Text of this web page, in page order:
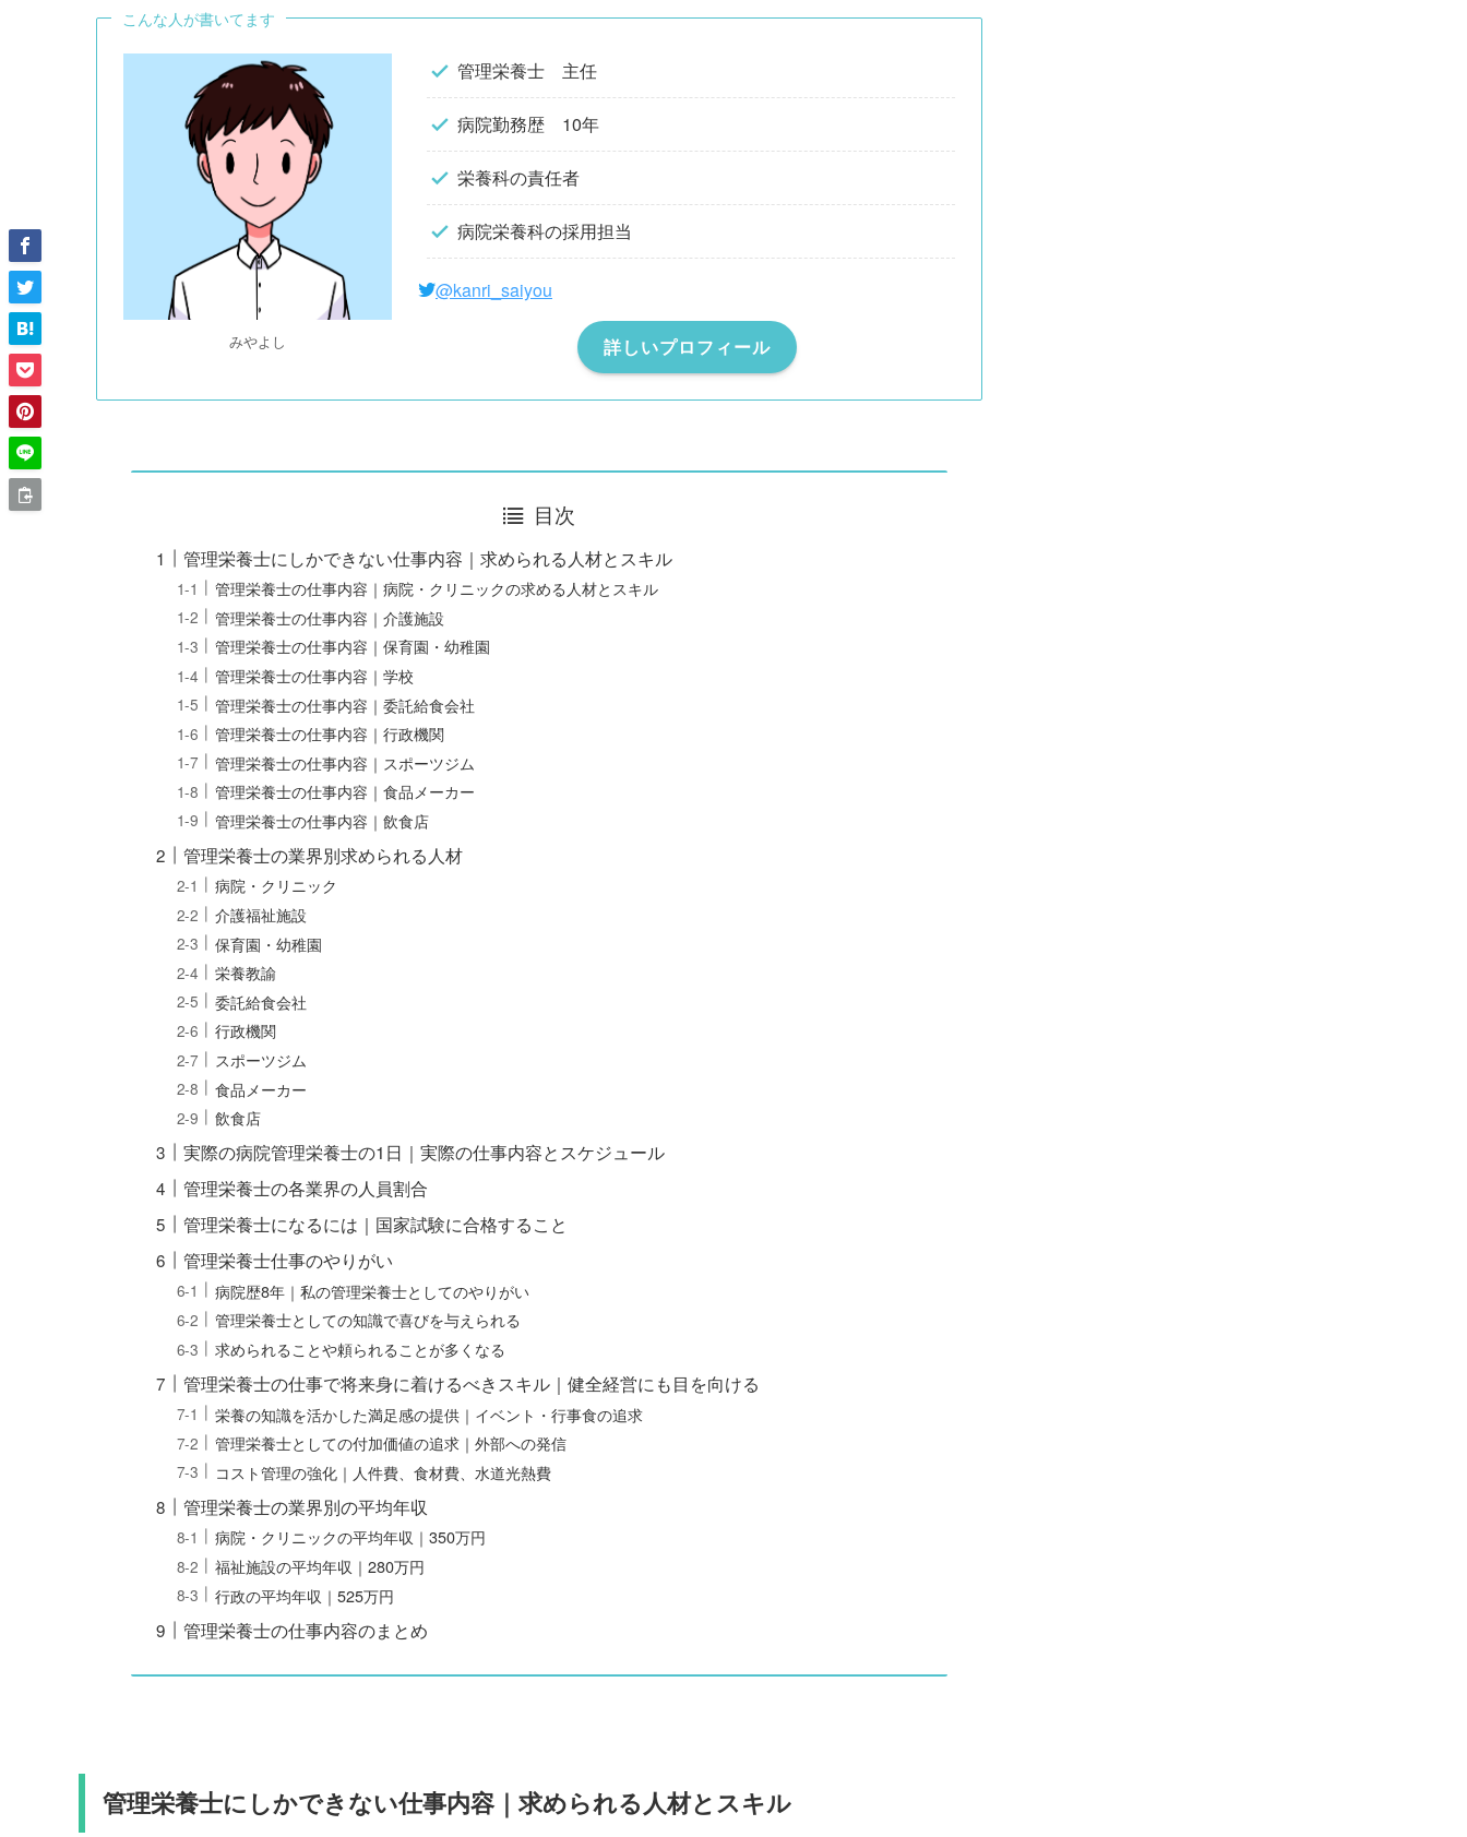
こんな人が書いてます
みやよし
管理栄養士 主任
病院勤務歴 10年
栄養科の責任者
病院栄養科の採用担当
@kanri_saiyou
詳しいプロフィール
目次
管理栄養士にしかできない仕事内容｜求められる人材とスキル
管理栄養士の仕事内容｜病院・クリニックの求める人材とスキル
管理栄養士の仕事内容｜介護施設
管理栄養士の仕事内容｜保育園・幼稚園
管理栄養士の仕事内容｜学校
管理栄養士の仕事内容｜委託給食会社
管理栄養士の仕事内容｜行政機関
管理栄養士の仕事内容｜スポーツジム
管理栄養士の仕事内容｜食品メーカー
管理栄養士の仕事内容｜飲食店
管理栄養士の業界別求められる人材
病院・クリニック
介護福祉施設
保育園・幼稚園
栄養教諭
委託給食会社
行政機関
スポーツジム
食品メーカー
飲食店
実際の病院管理栄養士の1日｜実際の仕事内容とスケジュール
管理栄養士の各業界の人員割合
管理栄養士になるには｜国家試験に合格すること
管理栄養士仕事のやりがい
病院歴8年｜私の管理栄養士としてのやりがい
管理栄養士としての知識で喜びを与えられる
求められることや頼られることが多くなる
管理栄養士の仕事で将来身に着けるべきスキル｜健全経営にも目を向ける
栄養の知識を活かした満足感の提供｜イベント・行事食の追求
管理栄養士としての付加価値の追求｜外部への発信
コスト管理の強化｜人件費、食材費、水道光熱費
管理栄養士の業界別の平均年収
病院・クリニックの平均年収｜350万円
福祉施設の平均年収｜280万円
行政の平均年収｜525万円
管理栄養士の仕事内容のまとめ
管理栄養士にしかできない仕事内容｜求められる人材とスキル